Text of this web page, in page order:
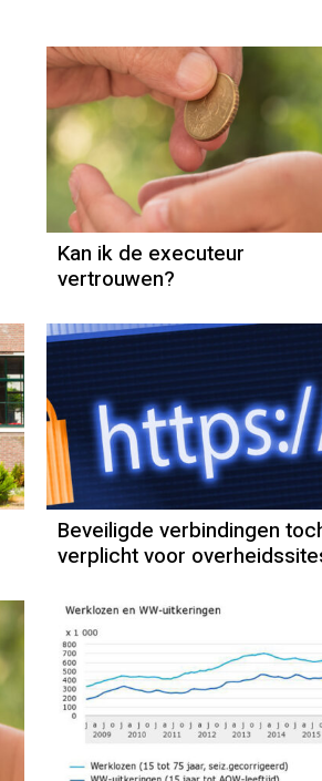
Erfenis
Kan ik de executeur
vertrouwen?
Beveiligde verbindingen
verplicht voor